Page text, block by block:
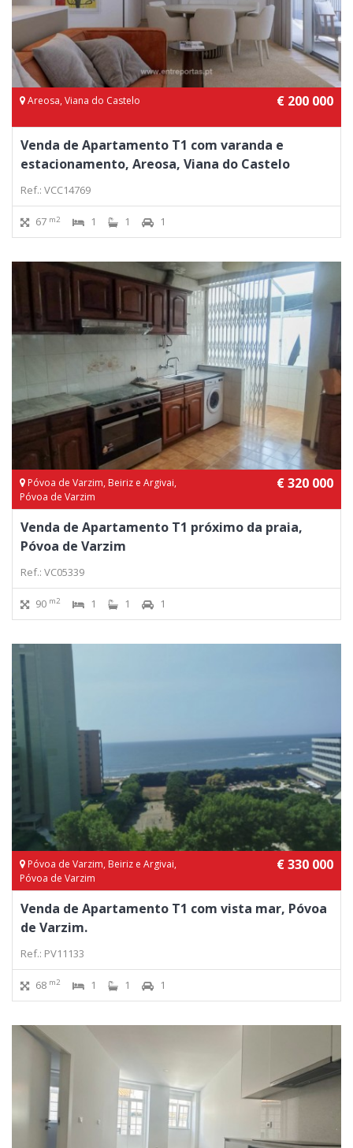
Areosa, Viana do Castelo € 200 000
Venda de Apartamento T1 com varanda e
estacionamento, Areosa, Viana do Castelo
Ref.: VCC14769
67 m2 1 1 1
Póvoa de Varzim, Beiriz e Argivai,
Póvoa de Varzim
€ 320 000
Venda de Apartamento T1 próximo da praia,
Póvoa de Varzim
Ref.: VC05339
90 m2 1 1 1
Póvoa de Varzim, Beiriz e Argivai,
Póvoa de Varzim
€ 330 000
Venda de Apartamento T1 com vista mar, Póvoa
de Varzim.
Ref.: PV11133
68 m2 1 1 1